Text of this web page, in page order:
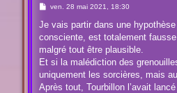
M
s
a
g
ven. 28 mai 2021, 18:30
Je vais partir dans une
consciente, est totalement
malgré tout être plausible.
Et si la malédiction des
uniquement les sorcières, mais
Après tout, Tourbillon l’avait